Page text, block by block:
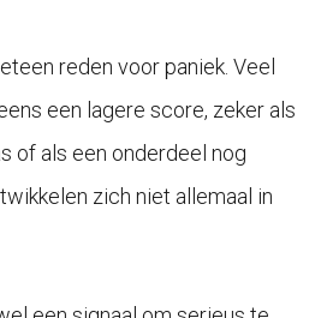
reden voor paniek. Veel
een lagere score, zeker als
of als een onderdeel nog
zich niet allemaal in